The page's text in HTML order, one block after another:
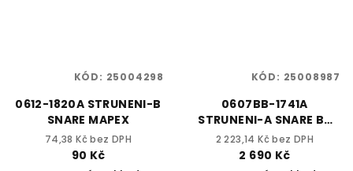
0612-1820A STRUNENI-B
SNARE MAPEX
74,38 Kč bez DPH
90 Kč
KÓD: 25004298
0607BB-1741A
STRUNENI-A SNARE BP
MAPEX
2 223,14 Kč bez DPH
2 690 Kč
KÓD: 25008987